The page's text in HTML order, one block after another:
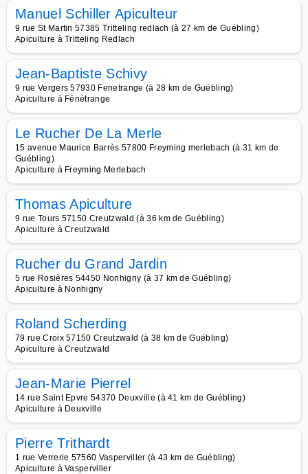
Manuel Schiller Apiculteur
9 rue St Martin 57385 Tritteling redlach (à 27 km de Guébling)
Apiculture à Tritteling Redlach
Jean-Baptiste Schivy
9 rue Vergers 57930 Fenetrange (à 28 km de Guébling)
Apiculture à Fénétrange
Le Rucher De La Merle
15 avenue Maurice Barrès 57800 Freyming merlebach (à 31 km de
Guébling)
Apiculture à Freyming Merlebach
Thomas Apiculture
9 rue Tours 57150 Creutzwald (à 36 km de Guébling)
Apiculture à Creutzwald
Rucher du Grand Jardin
5 rue Rosières 54450 Nonhigny (à 37 km de Guébling)
Apiculture à Nonhigny
Roland Scherding
79 rue Croix 57150 Creutzwald (à 38 km de Guébling)
Apiculture à Creutzwald
Jean-Marie Pierrel
14 rue Saint Epvre 54370 Deuxville (à 41 km de Guébling)
Apiculture à Deuxville
Pierre Trithardt
1 rue Verrerie 57560 Vasperviller (à 43 km de Guébling)
Apiculture à Vasperviller